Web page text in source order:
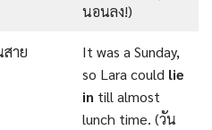
นอนลง!)
าย
It was a Sunday,
so Lara could lie
in till almost
lunch time. (วัน